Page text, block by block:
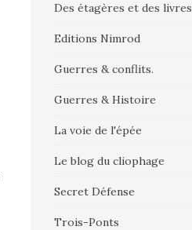
Des étagères et des livres
Editions Nimrod
Guerres & conflits.
Guerres & Histoire
La voie de l'épée
Le blog du cliophage
Secret Défense
Trois-Ponts